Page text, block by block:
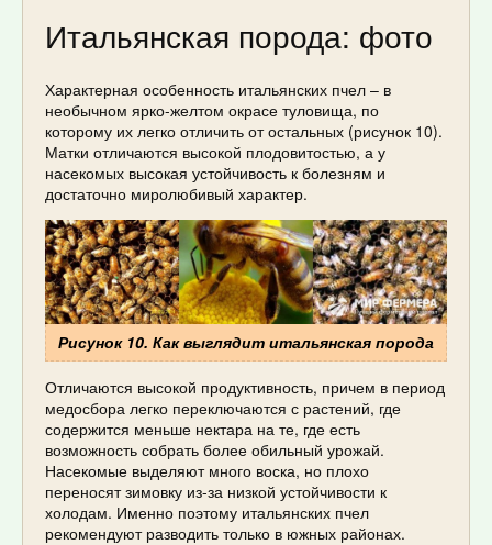
Итальянская порода: фото
Характерная особенность итальянских пчел – в
необычном ярко-желтом окрасе туловища, по
которому их легко отличить от остальных (рисунок 10).
Матки отличаются высокой плодовитостью, а у
насекомых высокая устойчивость к болезням и
достаточно миролюбивый характер.
Рисунок 10. Как выглядит итальянская порода
Отличаются высокой продуктивность, причем в период
медосбора легко переключаются с растений, где
содержится меньше нектара на те, где есть
возможность собрать более обильный урожай.
Насекомые выделяют много воска, но плохо
переносят зимовку из-за низкой устойчивости к
холодам. Именно поэтому итальянских пчел
рекомендуют разводить только в южных районах.